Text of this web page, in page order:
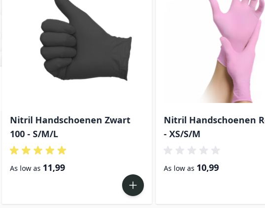
Nitril Handschoenen Zwart
100 - S/M/L
As low as 11,99
Nitril Handschoenen
- XS/S/M
As low as 10,99